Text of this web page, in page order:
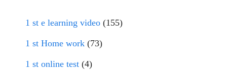
1 st e learning video (155)
1 st Home work (73)
1 st online test (4)